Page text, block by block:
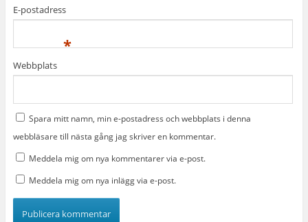
E-postadress
*
Webbplats
Spara mitt namn, min e-postadress och webbplats i denna
webbläsare till nästa gång jag skriver en kommentar.
Meddela mig om nya kommentarer via e-post.
Meddela mig om nya inlägg via e-post.